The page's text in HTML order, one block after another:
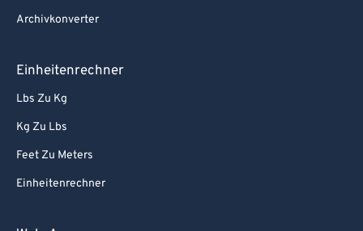
Archivkonverter
Einheitenrechner
Lbs Zu Kg
Kg Zu Lbs
Feet Zu Meters
Einheitenrechner